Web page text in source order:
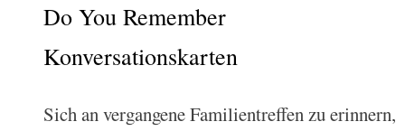
Do You Remember
Konversationskarten
Sich an vergangene Familientreffen zu erinnern,